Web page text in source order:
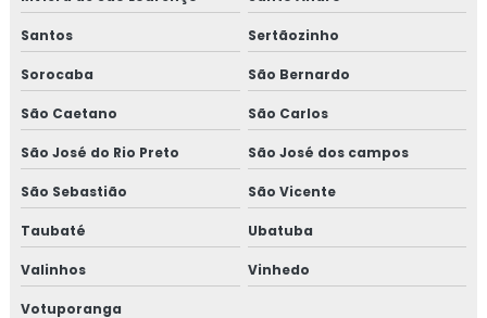
Santos Sertãozinho
Sorocaba São Bernardo
São Caetano São Carlos
São José do Rio Preto São José dos campos
São Sebastião São Vicente
Taubaté Ubatuba
Valinhos Vinhedo
Votuporanga